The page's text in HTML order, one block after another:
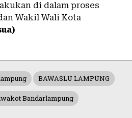
di dalam proses
Wakil Wali Kota
BAWASLU LAMPUNG
Bandarlampung